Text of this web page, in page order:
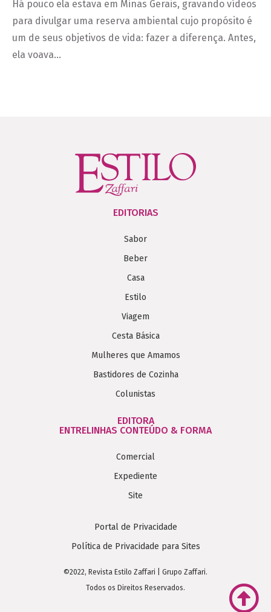
Há pouco ela estava em Minas Gerais, gravando vídeos
para divulgar uma reserva ambiental cujo propósito é
um de seus objetivos de vida: fazer a diferença. Antes,
ela voava…
EDITORIAS
Sabor
Beber
Casa
Estilo
Viagem
Cesta Básica
Mulheres que Amamos
Bastidores de Cozinha
Colunistas
EDITORA
ENTRELINHAS CONTEÚDO & FORMA
Comercial
Expediente
Site
Portal de Privacidade
Política de Privacidade para Sites
©2022, Revista Estilo Zaffari | Grupo Zaffari.
Todos os Direitos Reservados.